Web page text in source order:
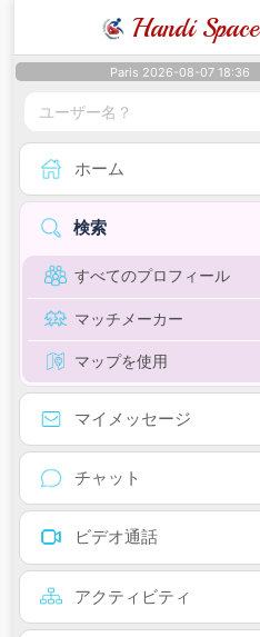
Handi Space
Paris 2026-08-07 18:36
ホーム
検索
すべてのプロフィール
マッチメーカー
マップを使用
マイメッセージ
チャット
ビデオ通話
アクティビティ